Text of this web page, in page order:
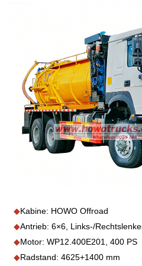
◆Kabine: HOWO Offroad
◆Antrieb: 6×6, Links-/
◆Motor: WP12.400E201, 400 PS
◆Radstand: 4625+1400 mm